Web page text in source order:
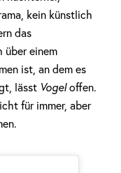
kein künstlich
das
über einem
ist, an dem es
lässt Vogeloffen.
für immer, aber